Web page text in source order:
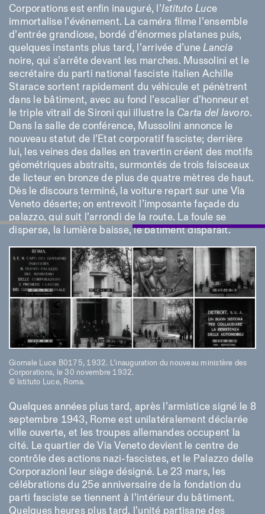
Corporations est enfin inauguré, l’Istituto Luce
immortalise l’événement. La caméra filme l’ensemble
d’entrée grandiose, bordé d’énormes platanes puis,
quelques instants plus tard, l’arrivée d’uneLancia
noire, qui s’arrête devant les marches. Mussolini et le
secrétaire du parti national fasciste italien Achille
Starace sortent rapidement du véhicule et pénètrent
dans le bâtiment, avec au fond l’escalier d’honneur et
le triple vitrail de Sironi qui illustre la Carta del lavoro.
Dans la salle de conférence, Mussolini annonce le
nouveau statut de l’Etat corporatif fasciste; derrière
lui, les veines des dalles en travertin créent des motifs
géométriques abstraits, surmontés de trois faisceaux
de licteur en bronze de plus de quatre mètres de haut.
Dès le discours terminé, la voiture repart sur une Via
Veneto déserte; on entrevoit l’imposante façade du
palazzo, qui suit l’arrondi de la route. La foule se
disperse, la lumière baisse, le bâtiment disparaît.
Giornale Luce B0175, 1932. L’inauguration du nouveau ministère des
Corporations, le 30 novembre 1932.
© Istituto Luce, Roma.
Quelques années plus tard, après l’armistice signé le 8
septembre 1943, Rome est unilatéralement déclarée
ville ouverte, et les troupes allemandes occupent la
cité. Le quartier de Via Veneto devient le centre de
contrôle des actions nazi-fascistes, et le Palazzo delle
Corporazioni leur siège désigné. Le 23 mars, les
célébrations du 25e anniversaire de la fondation du
parti fasciste se tiennent à l’intérieur du bâtiment.
Quelques heures plus tard, l’unité partisane des